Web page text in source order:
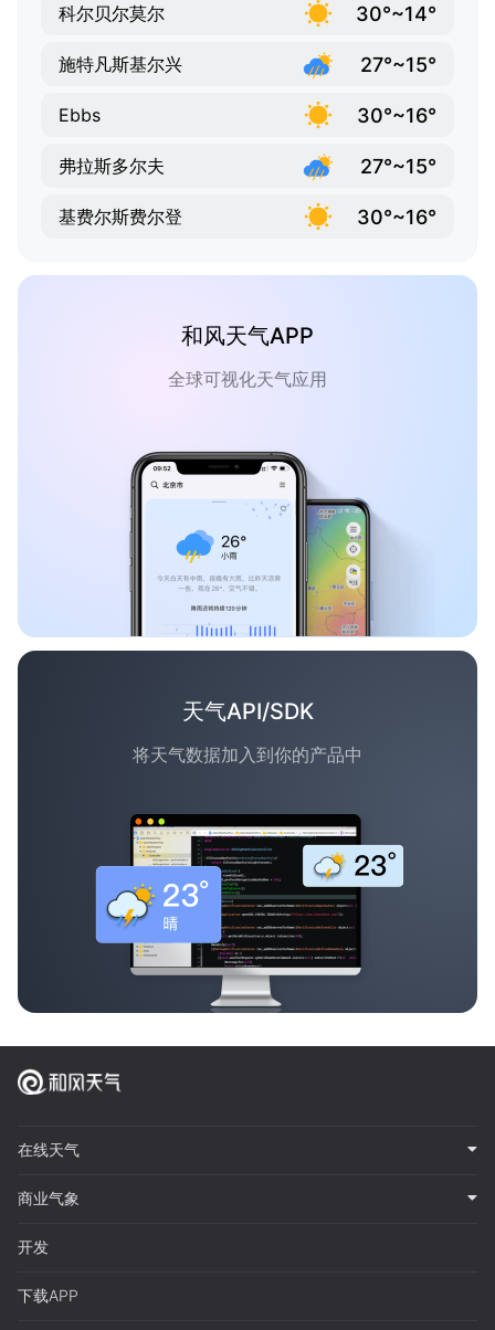
科尔贝尔莫尔 30°~14°
施特凡斯基尔兴 27°~15°
Ebbs 30°~16°
弗拉斯多尔夫 27°~15°
基费尔斯费尔登 30°~16°
和风天气APP
全球可视化天气应用
天气API/SDK
将天气数据加入到你的产品中
在线天气
商业气象
开发
下载APP